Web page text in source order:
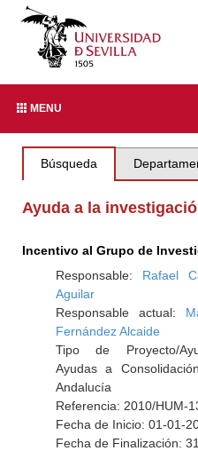
MENU
Búsqueda
Ayuda a la
Incentivo al Grupo de
Responsable: Rafael
Aguilar
Responsable actual:
Fernández Alcaide
Tipo de Proyecto/
Ayudas a
Andalucía
Referencia: 2010/HUM-
Fecha de Inicio: 01-01-
Fecha de Finalización: